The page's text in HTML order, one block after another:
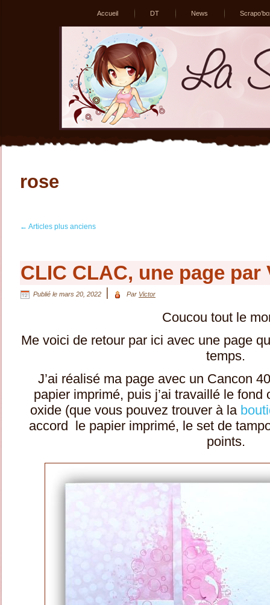
Accueil DT News
rose
← Articles plus anciens
CLIC CLAC, une page par
Publié le mars 20, 2022 Par Victor
Coucou tout le
Me voici de retour par ici avec une page
temps.
J’ai réalisé ma page avec un Cancon
papier imprimé, puis j’ai travaillé le
oxide (que vous pouvez trouver à la
accord le papier imprimé, le set de
points.